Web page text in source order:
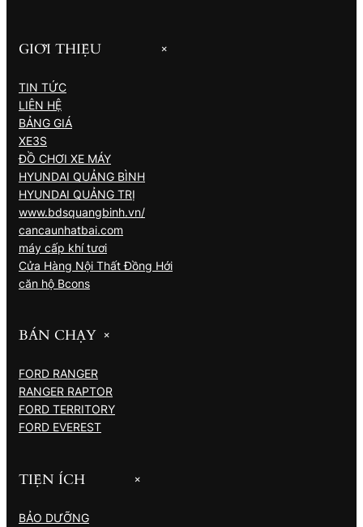
GIỚI THIỆU +
TIN TỨC
LIÊN HỆ
BẢNG GIÁ
XE3S
ĐỒ CHƠI XE MÁY
HYUNDAI QUẢNG BÌNH
HYUNDAI QUẢNG TRỊ
www.bdsquangbinh.vn/
cancaunhatbai.com
máy cấp khí tươi
Cửa Hàng Nội Thất Đồng Hới
căn hộ Bcons
BÁN CHẠY +
FORD RANGER
RANGER RAPTOR
FORD TERRITORY
FORD EVEREST
TIỆN ÍCH +
BẢO DƯỠNG